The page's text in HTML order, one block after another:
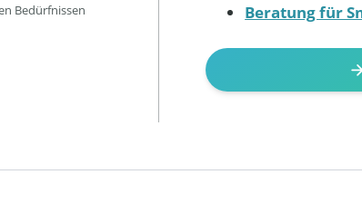
Bedürfnissen
Beratung für